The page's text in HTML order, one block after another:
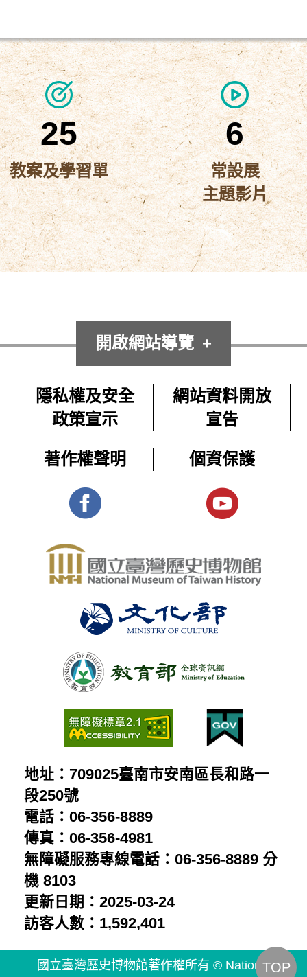
25
教案及學習單
6
常設展
主題影片
開啟網站導覽
隱私權及安全
政策宣示
網站資料開放
宣告
著作權聲明 個資保護
地址：709025臺南市安南區長和路一
段250號
電話：06-356-8889
傳真：06-356-4981
無障礙服務專線電話：06-356-8889 分
機 8103
更新日期：2025-03-24
訪客人數：1,592,401
國立臺灣歷史博物館著作權所有 © NationalTOP